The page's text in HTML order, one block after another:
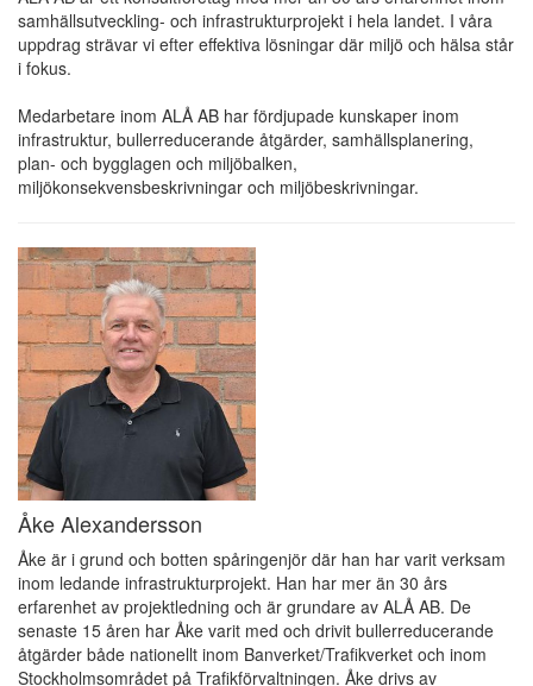
samhällsutveckling- och infrastrukturprojekt i hela landet. I våra
uppdrag strävar vi efter effektiva lösningar där miljö och hälsa står
i fokus.
Medarbetare inom ALÅ AB har fördjupade kunskaper inom
infrastruktur, bullerreducerande åtgärder, samhällsplanering,
plan- och bygglagen och miljöbalken,
miljökonsekvensbeskrivningar och miljöbeskrivningar.
Åke Alexandersson
Åke är i grund och botten spåringenjör där han har varit verksam
inom ledande infrastrukturprojekt. Han har mer än 30 års
erfarenhet av projektledning och är grundare av ALÅ AB. De
senaste 15 åren har Åke varit med och drivit bullerreducerande
åtgärder både nationellt inom Banverket/Trafikverket och inom
Stockholmsområdet på Trafikförvaltningen. Åke drivs av